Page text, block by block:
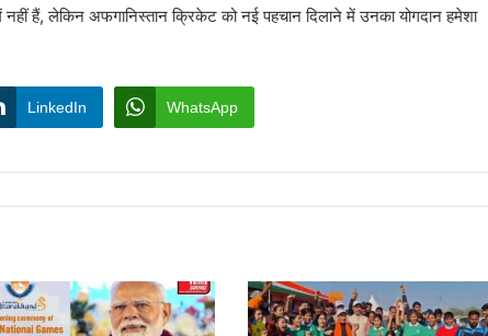
हैं, लेकिन अफगानिस्तान क्रिकेट को नई पहचान दिलाने में उनका योगदान हमेशा
LinkedIn WhatsApp